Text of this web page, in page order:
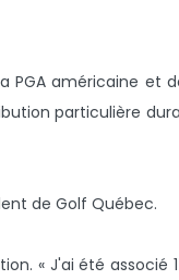
PGA américaine
particulière
de Golf Québec.
« J'ai été